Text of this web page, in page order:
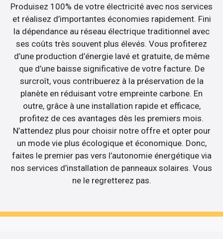
Produisez 100% de votre électricité avec nos services
et réalisez d’importantes économies rapidement. Fini
la dépendance au réseau électrique traditionnel avec
ses coûts très souvent plus élevés. Vous profiterez
d’une production d’énergie lavé et gratuite, de même
que d’une baisse significative de votre facture. De
surcroît, vous contribuerez à la préservation de la
planète en réduisant votre empreinte carbone. En
outre, grâce à une installation rapide et efficace,
profitez de ces avantages dès les premiers mois.
N’attendez plus pour choisir notre offre et opter pour
un mode vie plus écologique et économique. Donc,
faites le premier pas vers l’autonomie énergétique via
nos services d’installation de panneaux solaires. Vous
ne le regretterez pas.